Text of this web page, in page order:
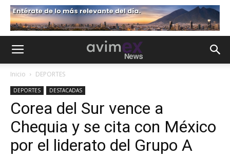
Inicio DEPORTES
DEPORTES DESTACADAS
Corea del Sur vence a
Chequia y se cita con México
por el liderato del Grupo A